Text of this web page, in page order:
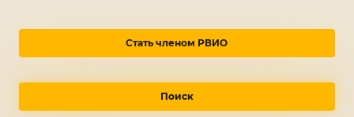
Стать членом РВИО
Поиск